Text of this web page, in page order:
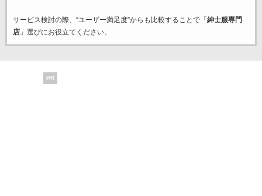
サービス検討の際、“ユーザー満足度”からも比較することで「 紳士服専門
店」選びにお役立てください。
PR